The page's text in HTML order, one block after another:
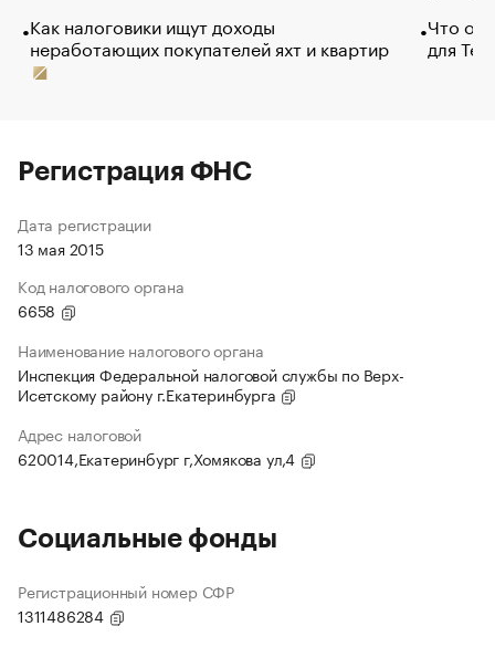
Как налоговики ищут доходы
неработающих покупателей яхт и квартир
Что
для
Регистрация ФНС
Дата регистрации
13 мая 2015
Код налогового органа
6658
Наименование налогового органа
Инспекция Федеральной налоговой службы по Верх-
Исетскому району г.Екатеринбурга
Адрес налоговой
620014,Екатеринбург г,Хомякова ул,4
Социальные фонды
Регистрационный номер СФР
1311486284